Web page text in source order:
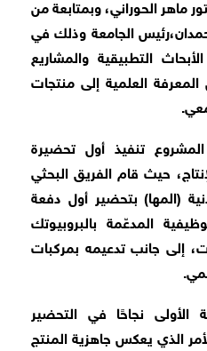
ماهر الحوراني، وبمتابعة من
الجامعة وذلك في
التطبيقية والمشاريع
العلمية إلى منتجات
.
تنفيذ أول تحضيرة
حيث قام الفريق البحثي
(المها) بتحضير أول دفعة
المدعّمة بالبروبيوتك
إلى جانب تدعيمه بمركبات
.
الأولى نجاحًا في التحضير
الذي يعكس جاهزية المنتج